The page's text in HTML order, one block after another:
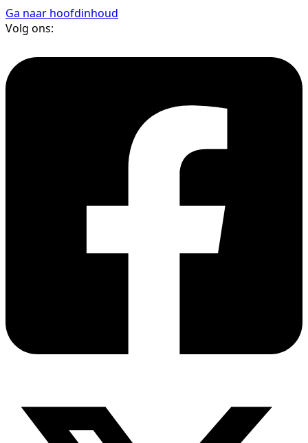
Ga naar hoofdinhoud
Volg ons: